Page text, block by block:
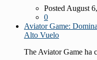
Posted August
0
Aviator Game:
Alto Vuelo
The Aviator Game ha